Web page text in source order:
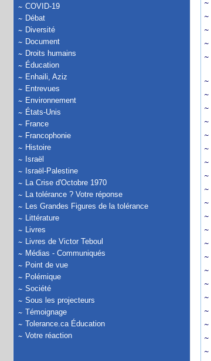
COVID-19
Débat
Diversité
Document
Droits humains
Éducation
Enhaili, Aziz
Entrevues
Environnement
États-Unis
France
Francophonie
Histoire
Israël
Israël-Palestine
La Crise d'Octobre 1970
La tolérance ? Votre réponse
Les Grandes Figures de la tolérance
Littérature
Livres
Livres de Victor Teboul
Médias - Communiqués
Point de vue
Polémique
Société
Sous les projecteurs
Témoignage
Tolerance.ca Éducation
Votre réaction